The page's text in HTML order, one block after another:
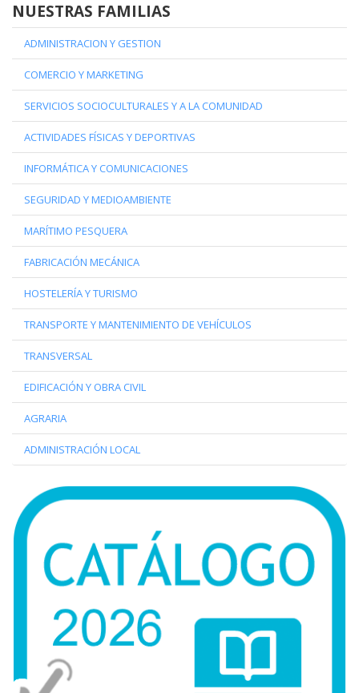
NUESTRAS FAMILIAS
ADMINISTRACION Y GESTION
COMERCIO Y MARKETING
SERVICIOS SOCIOCULTURALES Y A LA COMUNIDAD
ACTIVIDADES FÍSICAS Y DEPORTIVAS
INFORMÁTICA Y COMUNICACIONES
SEGURIDAD Y MEDIOAMBIENTE
MARÍTIMO PESQUERA
FABRICACIÓN MECÁNICA
HOSTELERÍA Y TURISMO
TRANSPORTE Y MANTENIMIENTO DE VEHÍCULOS
TRANSVERSAL
EDIFICACIÓN Y OBRA CIVIL
AGRARIA
ADMINISTRACIÓN LOCAL